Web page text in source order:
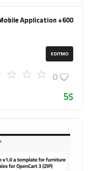
600+ Mobile Application
EDITMO
0
5$